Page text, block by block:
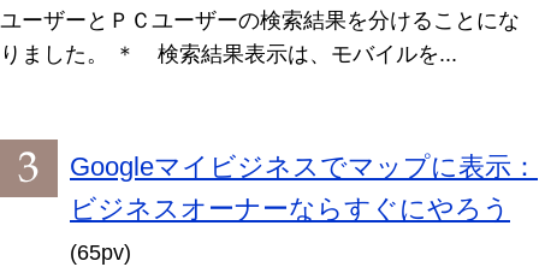
ユーザーとＰＣユーザーの検索結果を分けることにな
りました。 ＊ 検索結果表示は、モバイルを...
Googleマイビジネスでマップに表示：
ビジネスオーナーならすぐにやろう
(65pv)